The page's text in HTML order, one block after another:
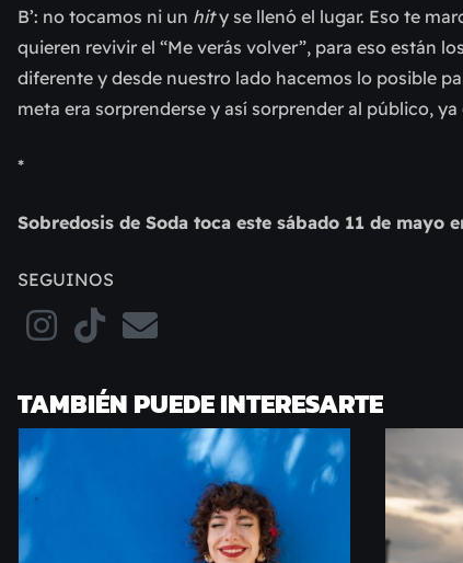
B’: no tocamos ni un hity se llenó el lugar. Eso te
quieren revivir el “Me verás volver”, para eso están
diferente y desde nuestro lado hacemos lo posible
meta era sorprenderse y así sorprender al público,
*
Sobredosis de Soda toca este sábado 11 de mayo
SEGUINOS
TAMBIÉN PUEDE INTERESARTE